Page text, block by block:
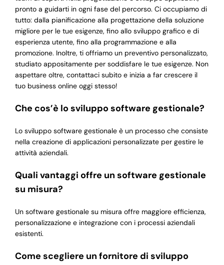
pronto a guidarti in ogni fase del percorso. Ci occupiamo di
tutto: dalla pianificazione alla progettazione della soluzione
migliore per le tue esigenze, fino allo sviluppo grafico e di
esperienza utente, fino alla programmazione e alla
promozione. Inoltre, ti offriamo un preventivo personalizzato,
studiato appositamente per soddisfare le tue esigenze. Non
aspettare oltre, contattaci subito e inizia a far crescere il
tuo business online oggi stesso!
Che cos’è lo sviluppo software gestionale?
Lo sviluppo software gestionale è un processo che consiste
nella creazione di applicazioni personalizzate per gestire le
attività aziendali.
Quali vantaggi offre un software gestionale
su misura?
Un software gestionale su misura offre maggiore efficienza,
personalizzazione e integrazione con i processi aziendali
esistenti.
Come scegliere un fornitore di sviluppo